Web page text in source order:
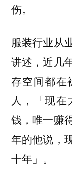
伤。
服装行业从
讲述，近几
存空间都在
人，「现在
钱，唯一赚
年的他说，
十年」。